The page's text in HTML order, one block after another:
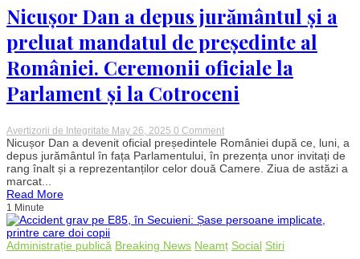
această
zi
sfântă
Nicușor Dan a depus jurământul și a
preluat mandatul de președinte al
României. Ceremonii oficiale la
Parlament și la Cotroceni
Avertizorii de Integritate May 26, 2025 0 Commenton
Nicușor
Dan
a
depus
preluat
de
președinte
Nicușor Dan a devenit oficial președintele României după ce, luni, a
depus jurământul în fața Parlamentului, în prezența unor invitați de
rang înalt și a reprezentanților celor două Camere. Ziua de astăzi a
marcat...
Read More
1 Minute
Administrație publică Breaking News Neamț Social Stiri